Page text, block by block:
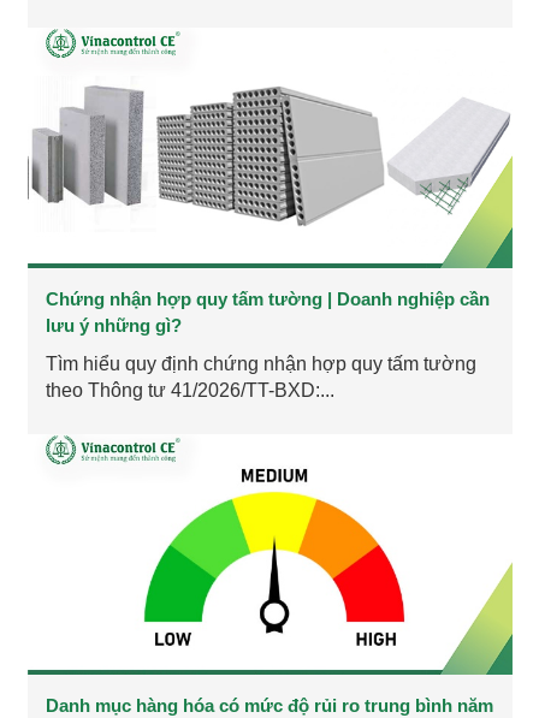
Chứng nhận hợp quy tấm tường | Doanh nghiệp cần
lưu ý những gì?
Tìm hiểu quy định chứng nhận hợp quy tấm tường
theo Thông tư 41/2026/TT-BXD:...
Danh mục hàng hóa có mức độ rủi ro trung bình năm